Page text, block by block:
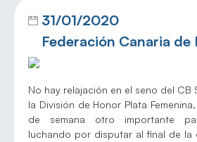
31/01/2020
Federación Canaria de
No hay relajación en el seno del CB
la División de Honor Plata
de semana otro importante
luchando por disputar al final de la